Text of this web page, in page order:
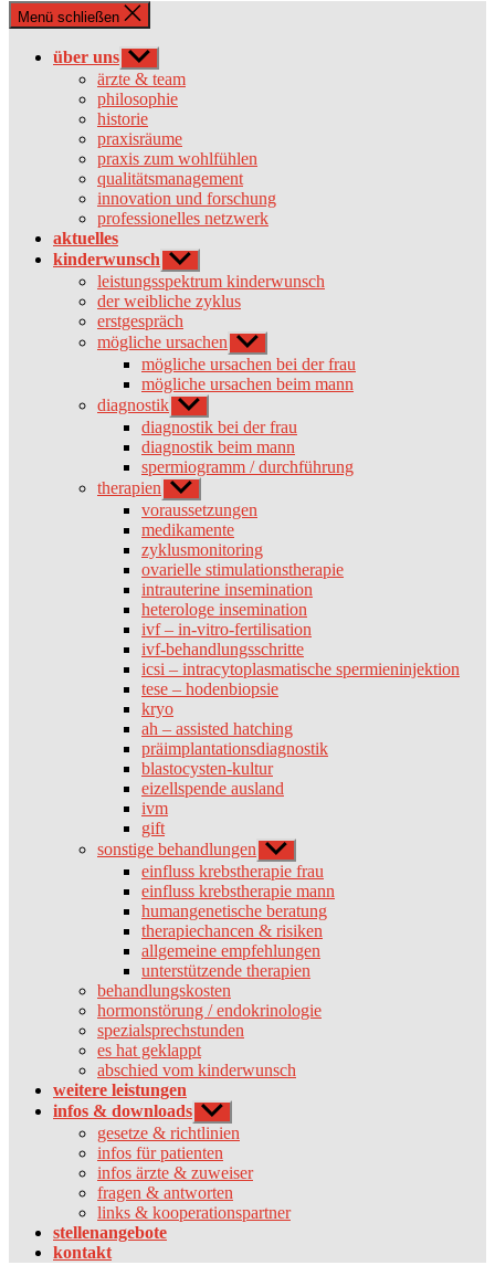
Menü schließen
über uns Untermenü
anzeigen
ärzte & team
philosophie
historie
praxisräume
praxis zum wohlfühlen
qualitätsmanagement
innovation und forschung
professionelles netzwerk
aktuelles
kinderwunsch Untermenü
anzeigen
leistungsspektrum kinderwunsch
der weibliche zyklus
erstgespräch
mögliche ursachen Untermenü
anzeigen
mögliche ursachen bei der frau
mögliche ursachen beim mann
diagnostik Untermenü
anzeigen
diagnostik bei der frau
diagnostik beim mann
spermiogramm / durchführung
therapien Untermenü
anzeigen
voraussetzungen
medikamente
zyklusmonitoring
ovarielle stimulationstherapie
intrauterine insemination
heterologe insemination
ivf – in-vitro-fertilisation
ivf-behandlungsschritte
icsi – intracytoplasmatische spermieninjektion
tese – hodenbiopsie
kryo
ah – assisted hatching
präimplantationsdiagnostik
blastocysten-kultur
eizellspende ausland
ivm
gift
sonstige behandlungen Untermenü
anzeigen
einfluss krebstherapie frau
einfluss krebstherapie mann
humangenetische beratung
therapiechancen & risiken
allgemeine empfehlungen
unterstützende therapien
behandlungskosten
hormonstörung / endokrinologie
spezialsprechstunden
es hat geklappt
abschied vom kinderwunsch
weitere leistungen
infos & downloads Untermenü
anzeigen
gesetze & richtlinien
infos für patienten
infos ärzte & zuweiser
fragen & antworten
links & kooperationspartner
stellenangebote
kontakt